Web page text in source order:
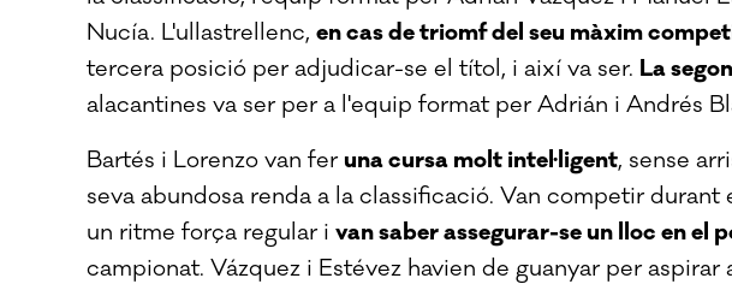
Nucía. L'ullastrellenc, en cas de triomf del seu màxim
tercera posició per adjudicar-se el títol, i així va ser. La
alacantines va ser per a l'equip format per Adrián i Andrés
Bartés i Lorenzo van fer una cursa molt intel·ligent, sense
seva abundosa renda a la classificació. Van competir
un ritme força regular i van saber assegurar-se un lloc en el
campionat. Vázquez i Estévez havien de guanyar per